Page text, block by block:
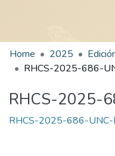
Home 2025
RHCS-2025-
RHCS-2025-686-UNC-